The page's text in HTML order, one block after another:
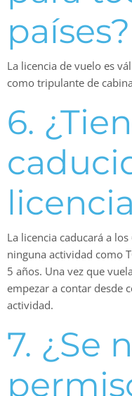
países?
La licencia de vuelo es
como tripulante de
6.
La licencia caducará a
ninguna actividad como
5 años. Una vez que
empezar a contar desde
actividad.
7. ¿Se